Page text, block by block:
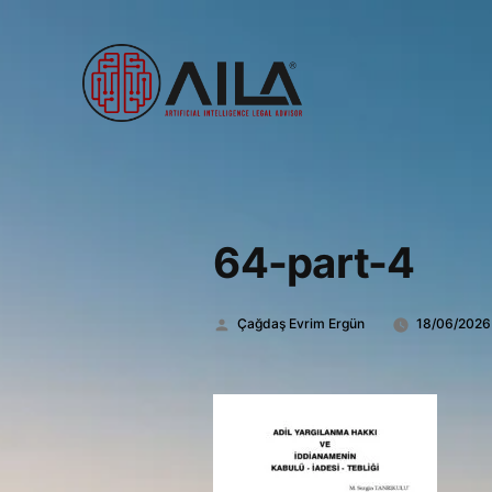
64-part-4
Gönderen:
Çağdaş Evrim Ergün 18/06/2026